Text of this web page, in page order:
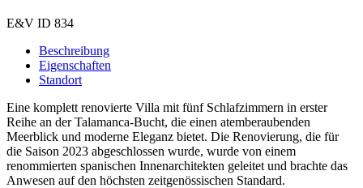
E&V ID 834
Beschreibung
Eigenschaften
Standort
Eine komplett renovierte Villa mit fünf Schlafzimmern in erster
Reihe an der Talamanca-Bucht, die einen atemberaubenden
Meerblick und moderne Eleganz bietet. Die Renovierung, die für
die Saison 2023 abgeschlossen wurde, wurde von einem
renommierten spanischen Innenarchitekten geleitet und brachte das
Anwesen auf den höchsten zeitgenössischen Standard.